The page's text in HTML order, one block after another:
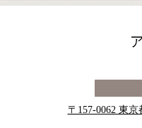
〒157-0062 東